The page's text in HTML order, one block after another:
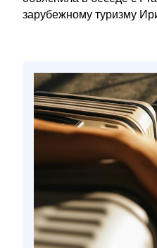
зарубежному туризму